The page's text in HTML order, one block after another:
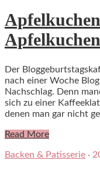
Der
nach einer Woche
Nachschlag. Denn
sich zu einer
denen man gar nicht
Read More
Backen & Patisserie ·